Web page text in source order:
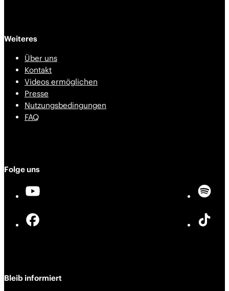
Weiteres
Über uns
Kontakt
Videos ermöglichen
Presse
Nutzungsbedingungen
FAQ
Folge uns
Bleib informiert